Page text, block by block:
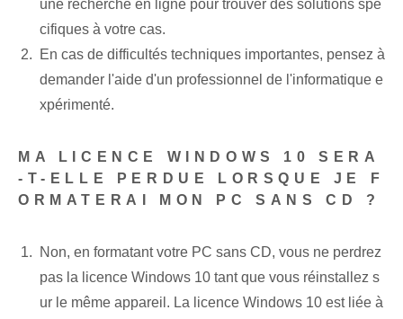
une recherche en ligne pour trouver des solutions spé
cifiques à votre cas.
En cas de difficultés techniques importantes, pensez à
demander l'aide d'un professionnel de l'informatique e
xpérimenté.
MA LICENCE WINDOWS 10 SERA
-T-ELLE PERDUE LORSQUE JE F
ORMATERAI MON PC SANS CD ?
Non, en formatant votre PC sans CD, vous ne perdrez
pas la licence Windows 10 tant que vous réinstallez s
ur le même appareil. La licence Windows 10 est liée à